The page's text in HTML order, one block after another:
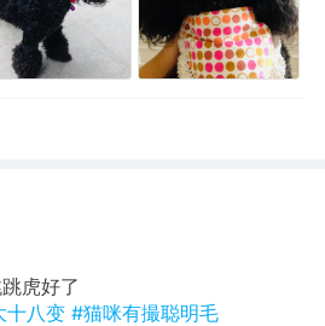
虎好了
十八变 #猫咪有撮聪明毛